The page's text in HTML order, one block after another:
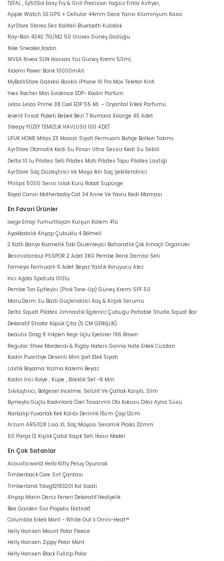
TEFAL , Ey505d Easy Fry & Grill Precision Yağsız Fritöz Airfryer,
Apple Watch SE GPS + Cellular 44mm Gece Yarısı Alüminyum Kasa
AyrStore Stereo Ses Kaliteli Bluetooth Kulaklık
Ray-Ban 4340 710/M2 50 Unisex Güneş Gözlüğü
Nike Sneaker,Kadın
NIVEA Nivea SUN Hassas Yüz Güneş Kremi 50ml,
Xiaomi Power Bank 10000mAh
MyBalliStore Galaksi Baskılı iPhone 16 Pro Max Telefon Kılıfı
Yves Rocher Mon Evidence EDP- Kadın Parfüm
Lelas Lelas Prime 38 Cool EDP 55 ML – Oryantal Erkek Parfümü
levent Fırsat Paketi Bebek Bezi 7 Numara Xxlarge 40 Adet
Sleepy YÜZEY TEMİZLİK HAVLUSU 100 ADET
UFUK HOME Milas 211 Masalı Siyah Fermuarlı Bahçe Balkon Takımı
AyrStore Otomatik Kedi Su Pınarı Ultra Sessiz Kedi Su Sebili
Delta 10 lu Pilates Seti Pilates Matı Pilates Topu Pilates Lastiği
AyrStore Saç Düzleştirici Ve Maşa İkili Saç Şekillendirici
Philips 5000 Serisi Islak Kuru Robot Süpürge
Royal Canin Motherbaby Cat 34 Anne Ve Yavru Kedi Maması
En Favori Ürünler
İsego Emoji Yumurtlayan Kurşun Kalem 4'lü
Ayakkabılık Ahşap Çubuklu 4 Bölmeli
2 Katlı Banyo Kozmetik Takı Düzenleyici Baharatlık Çok Amaçlı Organizer
Besinistanbul PSSPOR 2 Adet 3KG Pembe Renk Dambıl Seti
Formeya Fermuarlı 6 Adet Beyaz Yastık Koruyucu Alez
İnci Ağda Spatula 100lü
Pembe Ton Eşitleyici (Pink Tone-Up) Güneş Kremi SPF 50
Maru.Derm Su Bazlı Güçlendirici Kaş & Kirpik Serumu
Delta Squat Pilates Jimnastik Egzersiz Çubuğu Portable Studio Squat Bar
Dekoratif Strafor Köpük Çıta (5 CM GENİŞLİK)
beaulis Drag It Inkpen Keçe Uçlu Eyeliner 196 Brown
Regular Show Mordecai & Rigby Haters Gonna Hate Erkek Cüzdan
Kadın Puantiye Desenli Mini Şort Etek Siyah
Lastik Boyama Yazma Kalemi Beyaz
Kadın Inci Kolye , Küpe , Bileklik Set -8 Mm
Sıkılaştırıcı, Bölgesel İncelme, Selülit Ve Çatlak Karşıtı, Slim
Bymeyla Güçlü Kadınlara Özel Tasarımlı Oto Kokusu Dikiz Ayna Süsü
Narkalıp Yuvarlak Kek Kalıbı Derinlik 15cm Çap 12cm
Arzum AR5028 Lisa XL Saç Maşası Seramik Plaka 32mm
60 Parça 12 Kişilik Çatal Kaşık Seti Hasır Model
En Çok Satanlar
Acousticworld Hello Kitty Peluş Oyuncak
Timberback Core Sırt Çantası
Timberland Tdwgf2183201 Kol Saati
Ahşap Marin Deniz Feneri Dekoratif Hediyelik
Bee Garden Sivi Propolis Ekstrakt
Columbia Erkek Mont - White Out İi Omni-Heat™
Helly Hansen Mount Polar Fleece
Helly Hansen Zippy Polar Mont
Helly Hansen Block Fullzip Polar